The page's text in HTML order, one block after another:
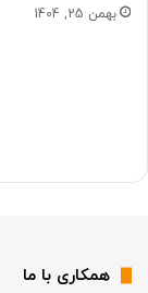
بهمن 25, 1404
همکاری با ما